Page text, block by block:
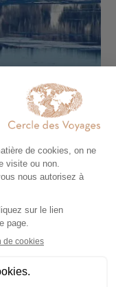
au Saguenay
(61)